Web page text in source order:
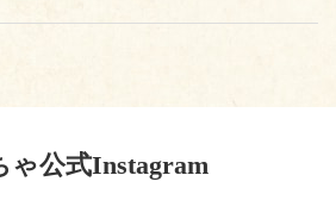
ゃ公式Instagram